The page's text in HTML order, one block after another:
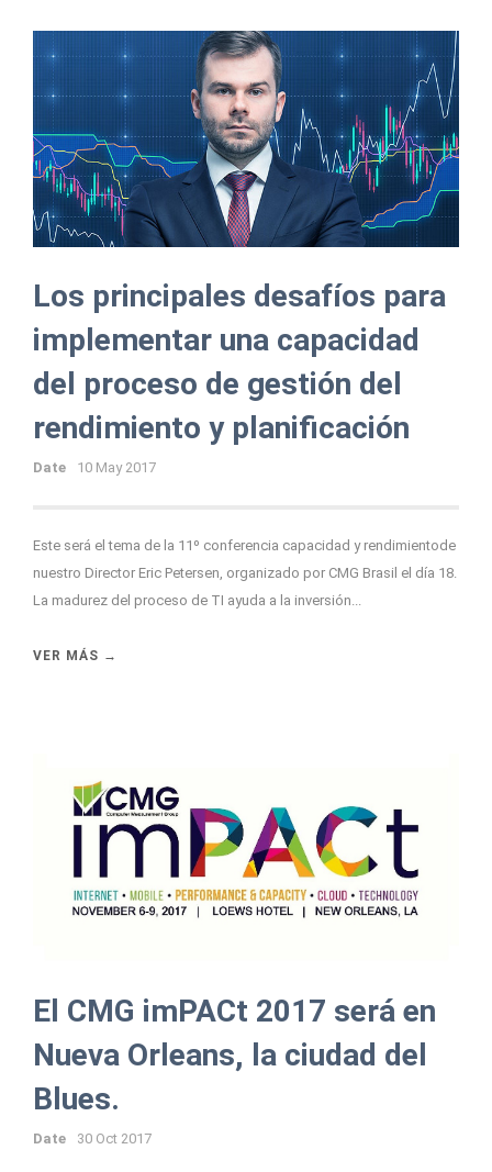
Los principales desafíos para
implementar una capacidad
del proceso de gestión del
rendimiento y planificación
Date 10 May 2017
Este será el tema de la 11º conferencia capacidad y rendimientode
nuestro Director Eric Petersen, organizado por CMG Brasil el día 18.
La madurez del proceso de TI ayuda a la inversión...
VER MÁS →
El CMG imPACt 2017 será en
Nueva Orleans, la ciudad del
Blues.
Date 30 Oct 2017